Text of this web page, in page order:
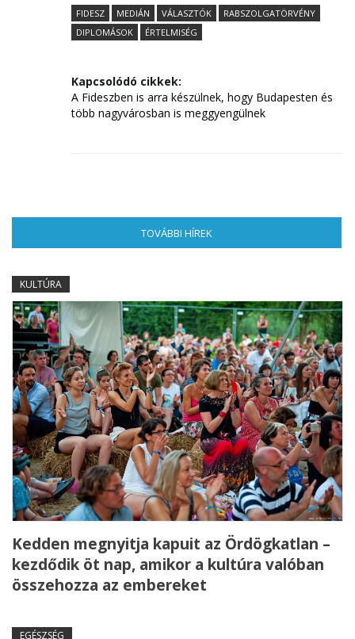
FIDESZ MEDIÁN VÁLASZTÓK
RABSZOLGATÖRVÉNY
DIPLOMÁSOK
ÉRTELMISÉG
Kapcsolódó cikkek:
A Fideszben is arra készülnek, hogy Budapesten és
több nagyvárosban is meggyengülnek
TOVÁBBI HÍREK
KULTÚRA
Kedden megnyitja kapuit az Ördögkatlan –
kezdődik öt nap, amikor a kultúra valóban
összehozza az embereket
EGÉSZSÉG